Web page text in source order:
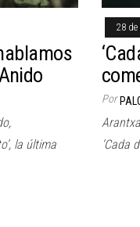
la última
28 de
Por
‘Cada